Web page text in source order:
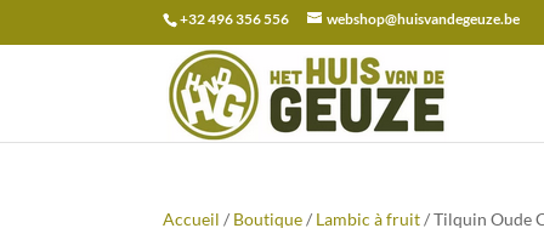
+32 496 356 556 webshop@huisvandegeuze.be
Recherche
pour :
Accueil / Boutique/ Lambic à fruit/ Tilquin Oude